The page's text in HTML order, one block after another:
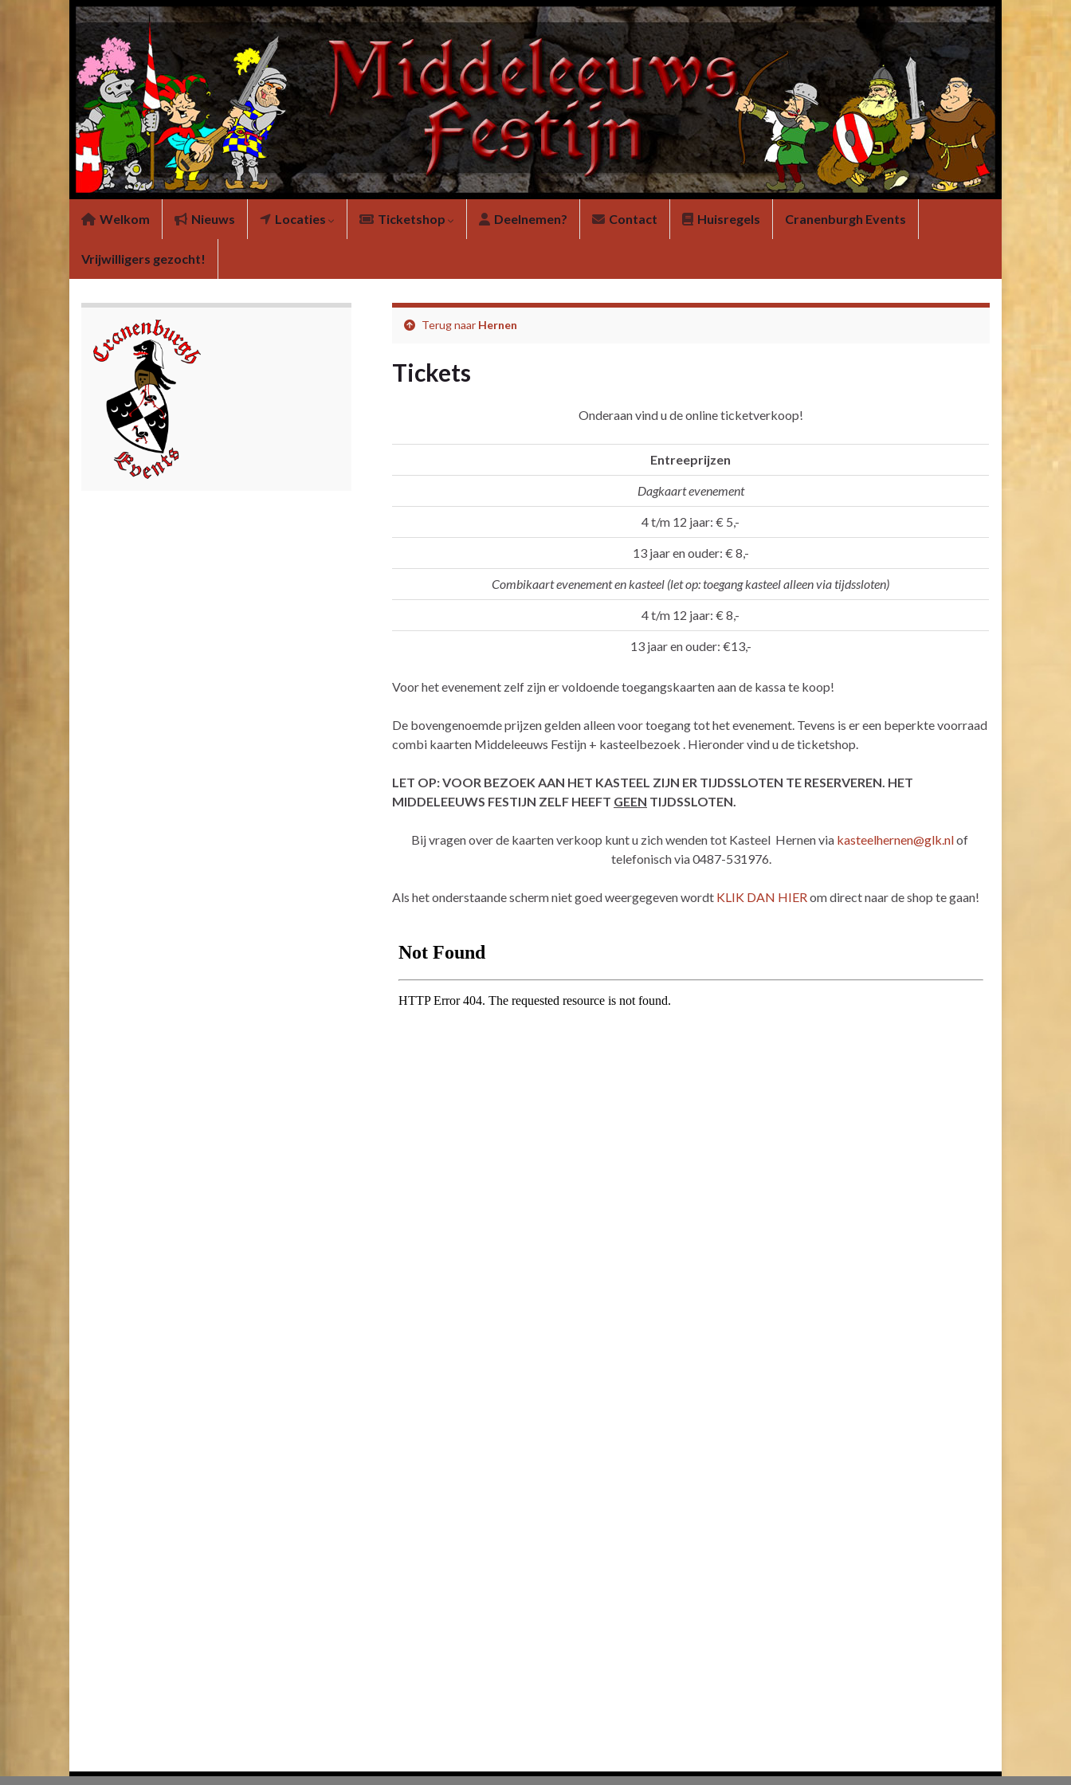
Welkom Nieuws Locaties Ticketshop Deelnemen? Contact Huisregels Cranenburgh Events
Vrijwilligers gezocht!
Terug naar Hernen
Tickets
Onderaan vind u de online ticketverkoop!
Entreeprijzen
Dagkaart evenement
4 t/m 12 jaar: € 5,-
13 jaar en ouder: € 8,-
Combikaart evenement en kasteel (let op: toegang kasteel alleen via tijdssloten)
4 t/m 12 jaar: € 8,-
13 jaar en ouder: €13,-
Voor het evenement zelf zijn er voldoende toegangskaarten aan de kassa te koop!
De bovengenoemde prijzen gelden alleen voor toegang tot het evenement. Tevens is er een beperkte voorraad
combi kaarten Middeleeuws Festijn + kasteelbezoek . Hieronder vind u de ticketshop.
LET OP: VOOR BEZOEK AAN HET KASTEEL ZIJN ER TIJDSSLOTEN TE RESERVEREN. HET
MIDDELEEUWS FESTIJN ZELF HEEFT GEEN TIJDSSLOTEN.
Bij vragen over de kaarten verkoop kunt u zich wenden tot Kasteel Hernen via kasteelhernen@glk.nlof
telefonisch via 0487-531976.
Als het onderstaande scherm niet goed weergegeven wordt KLIK DAN HIERom direct naar de shop te gaan!